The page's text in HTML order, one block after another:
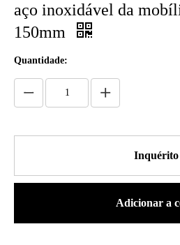
aço inoxidável da
150mm
Quantidade:
Inquérito
Adicionar a